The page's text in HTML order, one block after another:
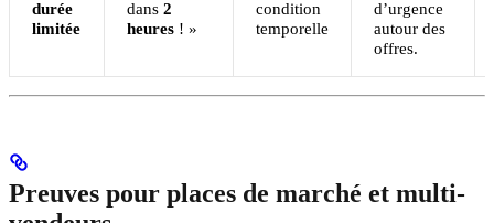
durée
limitée
dans 2
heures ! »
condition
temporelle
d’urgence
autour des
offres.
Preuves pour places de marché et multi-